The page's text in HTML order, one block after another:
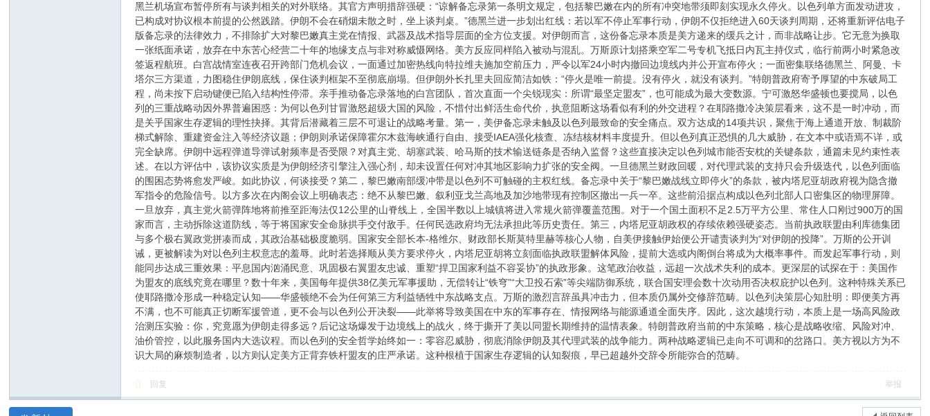
黑兰机场宣布暂停所有与谈判相关的对外联络。其官方声明措辞强硬：“谅解备忘录第一条明文规定，包括黎巴嫩在内的所有冲突地带须即刻实现永久停火。以色列单方面发动进攻，
已构成对协议根本前提的公然践踏。伊朗不会在硝烟未散之时，坐上谈判桌。”德黑兰进一步划出红线：若以军不停止军事行动，伊朗不仅拒绝进入60天谈判周期，还将重新评估电子
版备忘录的法律效力，不排除扩大对黎巴嫩真主党在情报、武器及战术指导层面的全方位支援。对伊朗而言，这份备忘录本质是美方递来的缓兵之计，而非战略让步。它无意为换取
一张纸面承诺，放弃在中东苦心经营二十年的地缘支点与非对称威慑网络。美方反应同样陷入被动与混乱。万斯原计划搭乘空军二号专机飞抵日内瓦主持仪式，临行前两小时紧急改
签返程航班。白宫战情室连夜召开跨部门危机会议，一面通过加密热线向特拉维夫施加空前压力，严令以军24小时内撤回边境线内并公开宣布停火；一面密集联络德黑兰、阿曼、卡
塔尔三方渠道，力图稳住伊朗底线，保住谈判框架不至彻底崩塌。但伊朗外长扎里夫回应简洁如铁：“停火是唯一前提。没有停火，就没有谈判。”特朗普政府寄予厚望的中东破局工
程，尚未按下启动键便已陷入结构性停滞。亲手推动备忘录落地的白宫团队，首次直面一个尖锐现实：所谓“最坚定盟友”，也可能成为最大变数源。宁可激怒华盛顿也要搅局，以色
列的三重战略动因外界普遍困惑：为何以色列甘冒激怒超级大国的风险，不惜付出鲜活生命代价，执意阻断这场看似有利的外交进程？在耶路撒冷决策层看来，这不是一时冲动，而
是关乎国家生存逻辑的理性抉择。其背后潜藏着三层不可退让的战略考量。第一，美伊备忘录未触及以色列最致命的安全痛点。双方达成的14项共识，聚焦于海上通道开放、制裁阶
梯式解除、重建资金注入等经济议题；伊朗则承诺保障霍尔木兹海峡通行自由、接受IAEA强化核查、冻结核材料丰度提升。但以色列真正恐惧的几大威胁，在文本中或语焉不详，或
完全缺席。伊朗中远程弹道导弹试射频率是否受限？对真主党、胡塞武装、哈马斯的技术输送链条是否纳入监督？这些直接决定以色列城市能否安枕的关键条款，通篇未见约束性表
述。在以方评估中，该协议实质是为伊朗经济引擎注入强心剂，却未设置任何对冲其地区影响力扩张的安全阀。一旦德黑兰财政回暖，对代理武装的支持只会升级迭代，以色列面临
的围困态势将愈发严峻。如此协议，何谈接受？第二，黎巴嫩南部缓冲带是以色列不可触碰的主权红线。备忘录中关于“黎巴嫩战线立即停火”的条款，被内塔尼亚胡政府视为隐含撤
军指令的危险信号。以方多次在内阁会议上明确表态：绝不从黎巴嫩、叙利亚戈兰高地及加沙地带现有控制区撤出一兵一卒。这些前沿据点构成以色列北部人口密集区的物理屏障。
一旦放弃，真主党火箭弹阵地将前推至距海法仅12公里的山脊线上，全国半数以上城镇将进入常规火箭弹覆盖范围。对于一个国土面积不足2.5万平方公里、常住人口刚过900万的国
家而言，主动拆除这道防线，等于将国家安全命脉拱手交付敌手。任何民选政府均无法承担此等历史责任。第三，内塔尼亚胡政权的存续依赖强硬姿态。当前执政联盟由利库德集团
与多个极右翼政党拼凑而成，其政治基础极度脆弱。国家安全部长本-格维尔、财政部长斯莫特里赫等核心人物，自美伊接触伊始便公开谴责谈判为“对伊朗的投降”。万斯的公开训
诫，更被解读为对以色列主权意志的羞辱。此时若选择顺从美方要求停火，内塔尼亚胡将立刻面临执政联盟解体风险，提前大选或内阁倒台将成为大概率事件。而发起军事行动，则
能同步达成三重效果：平息国内汹涌民意、巩固极右翼盟友忠诚、重塑“捍卫国家利益不容妥协”的执政形象。这笔政治收益，远超一次战术失利的成本。更深层的试探在于：美国作
为盟友的底线究竟在哪里？数十年来，美国每年提供38亿美元军事援助，无偿转让“铁穹”“大卫投石索”等尖端防御系统，联合国安理会数十次动用否决权庇护以色列。这种特殊关系已
使耶路撒冷形成一种稳定认知——华盛顿绝不会为任何第三方利益牺牲中东战略支点。万斯的激烈言辞虽具冲击力，但本质仍属外交修辞范畴。以色列决策层心知肚明：即便美方再
不满，也不可能真正切断军援管道，更不会与以色列公开决裂——此举将导致美国在中东的军事存在、情报网络与能源通道全面失序。因此，这次越境行动，本质上是一场高风险政
治测压实验：你，究竟愿为伊朗走得多远？后记这场爆发于边境线上的战火，终于撕开了美以同盟长期维持的温情表象。特朗普政府当前的中东策略，核心是战略收缩、风险对冲、
油价管控，以此服务国内大选议程。而以色列的安全哲学始终如一：零容忍威胁，彻底消除伊朗及其代理武装的战争能力。两种战略逻辑已走向不可调和的岔路口。美方视以方为不
识大局的麻烦制造者，以方则认定美方正背弃铁杆盟友的庄严承诺。这种根植于国家生存逻辑的认知裂痕，早已超越外交辞令所能弥合的范畴。
回复 举报